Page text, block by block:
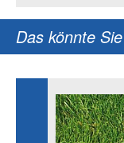
Das könnte